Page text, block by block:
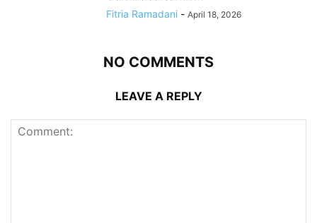
Fitria Ramadani - April 18, 2026
NO COMMENTS
LEAVE A REPLY